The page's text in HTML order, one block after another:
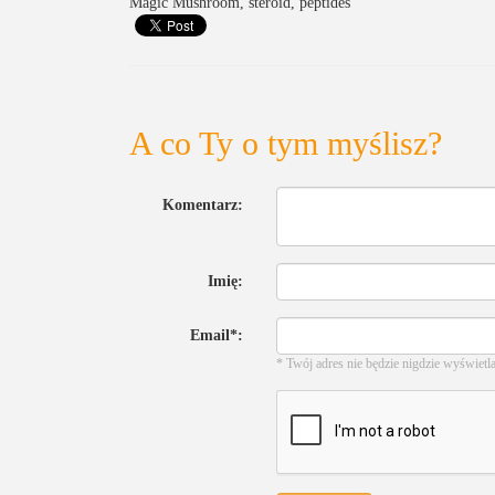
A co Ty o tym myślisz?
Komentarz:
Imię:
Email*:
* Twój adres nie będzie nigdzie